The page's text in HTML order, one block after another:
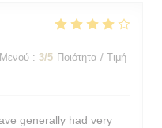
Μενού : 3/5 Ποιότητα / Τιμή
generally had very